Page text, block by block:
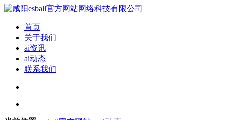
首页
关于我们
ai资讯
ai动态
联系我们